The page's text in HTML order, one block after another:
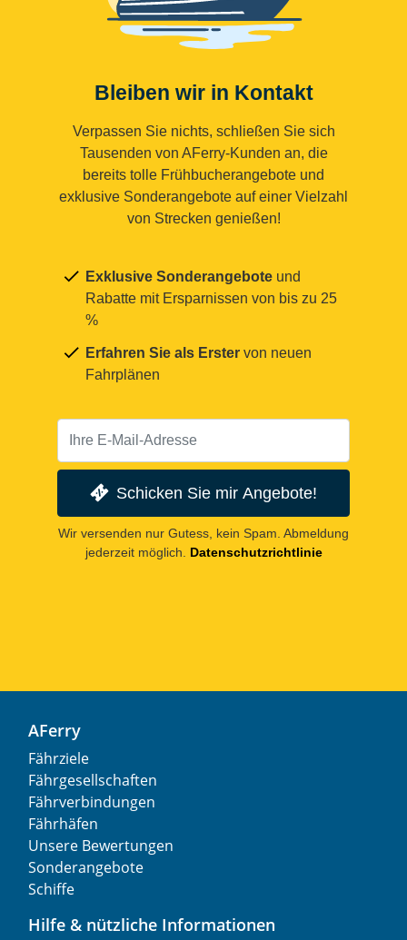
Bleiben wir in Kontakt
Verpassen Sie nichts, schließen Sie sich
Tausenden von AFerry-Kunden an, die
bereits tolle Frühbucherangebote und
exklusive Sonderangebote auf einer Vielzahl
von Strecken genießen!
Exklusive Sonderangebote und
Rabatte mit Ersparnissen von bis zu 25
%
Erfahren Sie als Erster von neuen
Fahrplänen
Schicken Sie mir Angebote!
Wir versenden nur Gutess, kein Spam. Abmeldung
jederzeit möglich.
Datenschutzrichtlinie
AFerry
Fährziele
Fährgesellschaften
Fährverbindungen
Fährhäfen
Unsere Bewertungen
Sonderangebote
Schiffe
Hilfe & nützliche Informationen